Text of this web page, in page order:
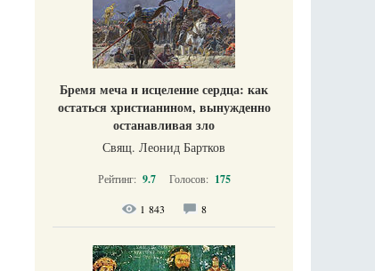
Бремя меча и исцеление сердца: как
остаться христианином, вынужденно
останавливая зло
Свящ. Леонид Бартков
Рейтинг: 9.7 Голосов: 175
1 843 8